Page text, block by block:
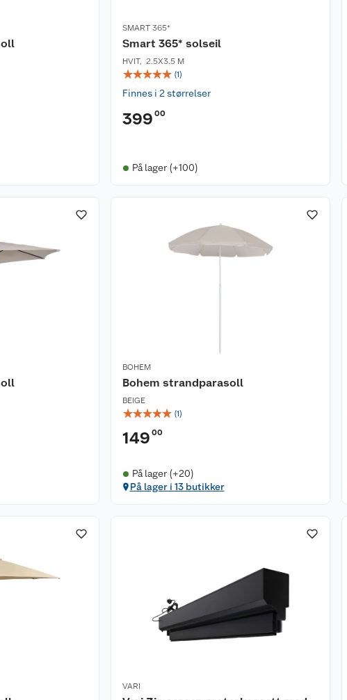
SMART 365*
Smart 365* solseil
HVIT, 2.5X3.5 M
☆☆☆☆☆ (1)
Finnes i 2 størrelser
399 00
På lager (+100)
BOHEM
Bohem strandparasoll
BEIGE
☆☆☆☆☆ (1)
149 00
På lager (+20)
På lager i 13 butikker
VARI